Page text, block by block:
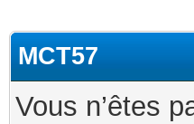
MCT57
Vous n’êtes